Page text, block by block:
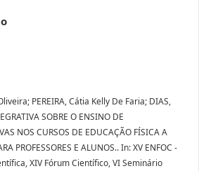
PEREIRA, Cátia Kelly De Faria; DIAS,
SOBRE O ENSINO DE
NOS CURSOS DE EDUCAÇÃO FÍSICA A
PROFESSORES E ALUNOS.. In: XV ENFOC -
XIV Fórum Científico, VI Seminário